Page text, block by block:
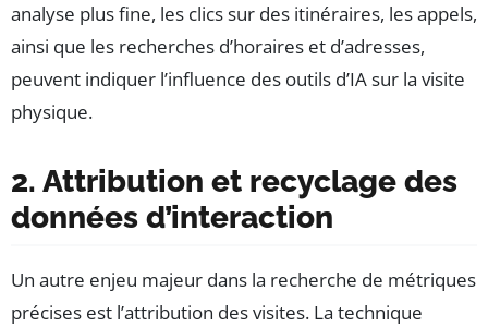
analyse plus fine, les clics sur des itinéraires, les appels,
ainsi que les recherches d’horaires et d’adresses,
peuvent indiquer l’influence des outils d’IA sur la visite
physique.
2. Attribution et recyclage des
données d’interaction
Un autre enjeu majeur dans la recherche de métriques
précises est l’attribution des visites. La technique